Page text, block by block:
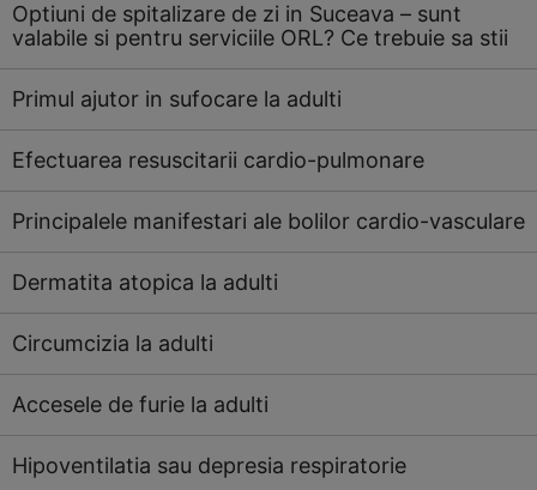
Optiuni de spitalizare de zi in Suceava – sunt
valabile si pentru serviciile ORL? Ce trebuie sa stii
Primul ajutor in sufocare la adulti
Efectuarea resuscitarii cardio-pulmonare
Principalele manifestari ale bolilor cardio-vasculare
Dermatita atopica la adulti
Circumcizia la adulti
Accesele de furie la adulti
Hipoventilatia sau depresia respiratorie